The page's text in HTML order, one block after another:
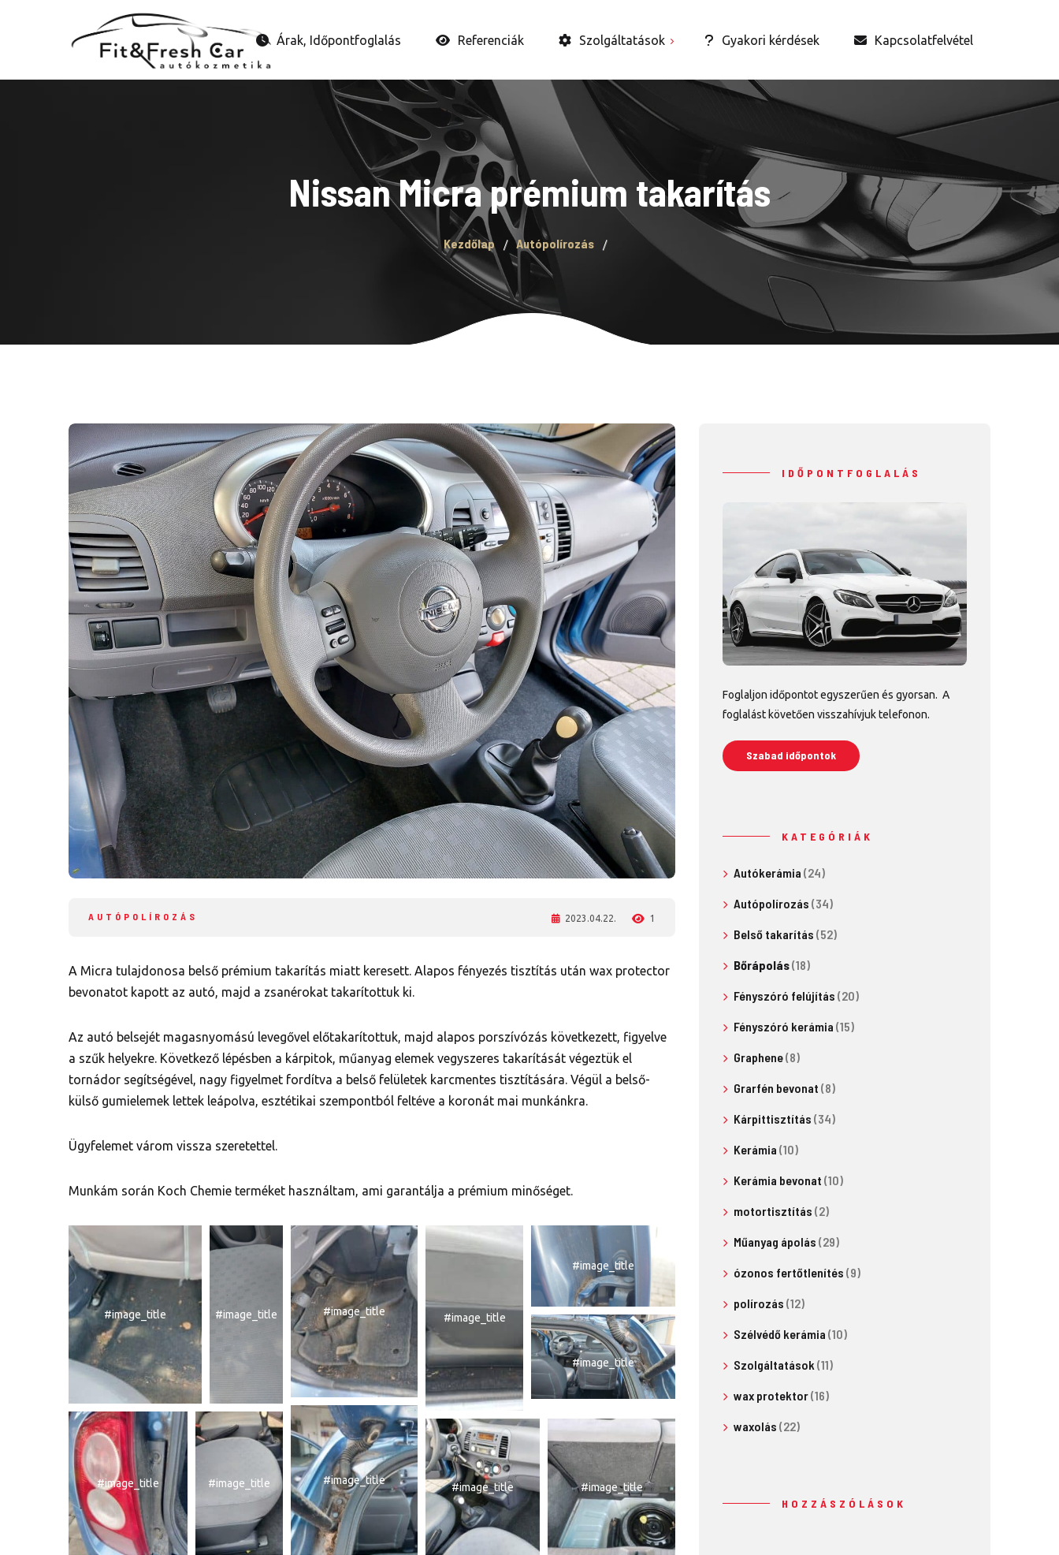
Árak, Időpontfoglalás Referenciák Szolgáltatások
Autó belső takarítás
Autópolírozás
Autókerámia és WAX
Bevonatok
Fényszóró felújítás
Ózongenerátoros
fertőtlenítés
Gyakori kérdések Kapcsolatfelvétel
Nissan Micra prémium takarítás
Kezdőlap Autópolírozás
AUTÓPOLÍROZÁS 2023.04.22. 1
A Micra tulajdonosa belső prémium takarítás miatt keresett. Alapos fényezés tisztítás után wax protector
bevonatot kapott az autó, majd a zsanérokat takarítottuk ki.
Az autó belsejét magasnyomású levegővel előtakarítottuk, majd alapos porszívózás következett, figyelve
a szűk helyekre. Következő lépésben a kárpitok, műanyag elemek vegyszeres takarítását végeztük el
tornádor segítségével, nagy figyelmet fordítva a belső felületek karcmentes tisztítására. Végül a belső-
külső gumielemek lettek leápolva, esztétikai szempontból feltéve a koronát mai munkánkra.
Ügyfelemet várom vissza szeretettel.
Munkám során Koch Chemie terméket használtam, ami garantálja a prémium minőséget.
#image_title #image_title #image_title
#image_title
#image_title
#image_title
#image_title
#image_title #image_title #image_title #image_title
IDŐPONTFOGLALÁS
Foglaljon időpontot egyszerűen és gyorsan. A
foglalást követően visszahívjuk telefonon.
Szabad időpontok
KATEGÓRIÁK
Autókerámia (24)
Autópolírozás (34)
Belső takarítás (52)
Bőrápolás(18)
Fényszóró felújítás (20)
Fényszóró kerámia (15)
Graphene(8)
Grarfén bevonat (8)
Kárpittisztítás (34)
Kerámia (10)
Kerámia bevonat (10)
motortisztítás (2)
Műanyag ápolás (29)
ózonos fertőtlenítés (9)
polírozás (12)
Szélvédő kerámia (10)
Szolgáltatások (11)
wax protektor(16)
waxolás (22)
HOZZÁSZÓLÁSOK